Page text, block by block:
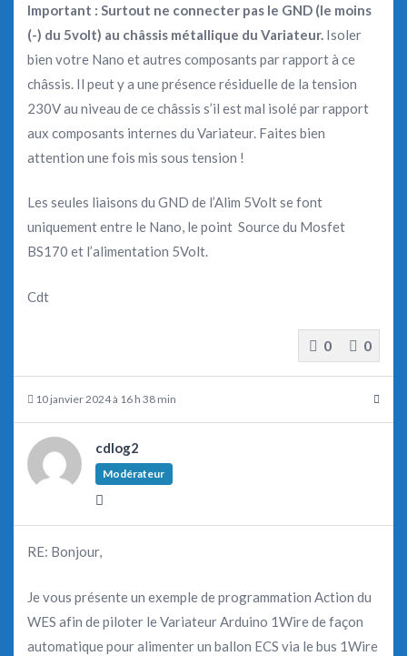
Important : Surtout ne connecter pas le GND (le moins
(-) du 5volt) au châssis métallique du Variateur. Isoler
bien votre Nano et autres composants par rapport à ce
châssis. Il peut y a une présence résiduelle de la tension
230V au niveau de ce châssis s’il est mal isolé par rapport
aux composants internes du Variateur. Faites bien
attention une fois mis sous tension !
Les seules liaisons du GND de l’Alim 5Volt se font
uniquement entre le Nano, le point Source du Mosfet
BS170 et l’alimentation 5Volt.
Cdt
0 0
10 janvier 2024 à 16 h 38 min
cdlog2
Modérateur
RE: Bonjour,
Je vous présente un exemple de programmation Action du
WES afin de piloter le Variateur Arduino 1Wire de façon
automatique pour alimenter un ballon ECS via le bus 1Wire